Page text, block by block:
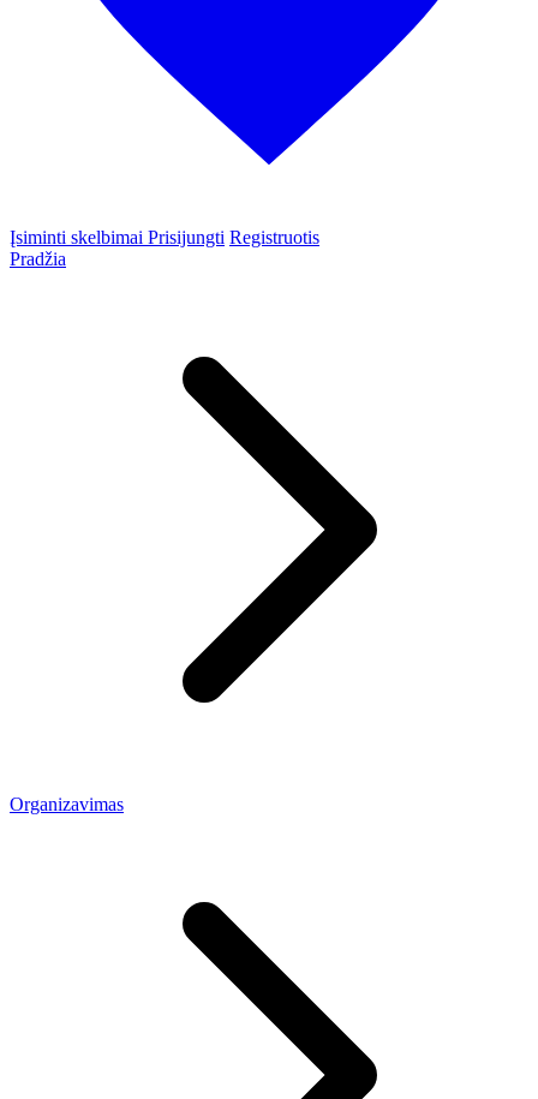
Įsiminti skelbimai Prisijungti Registruotis
Pradžia
Organizavimas